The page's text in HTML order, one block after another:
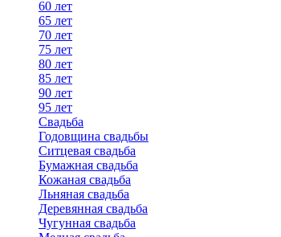
60 лет
65 лет
70 лет
75 лет
80 лет
85 лет
90 лет
95 лет
Свадьба
Годовщина свадьбы
Ситцевая свадьба
Бумажная свадьба
Кожаная свадьба
Льняная свадьба
Деревянная свадьба
Чугунная свадьба